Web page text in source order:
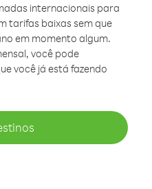
internacionais para
tarifas baixas sem que
em momento algum.
você pode
você já está fazendo